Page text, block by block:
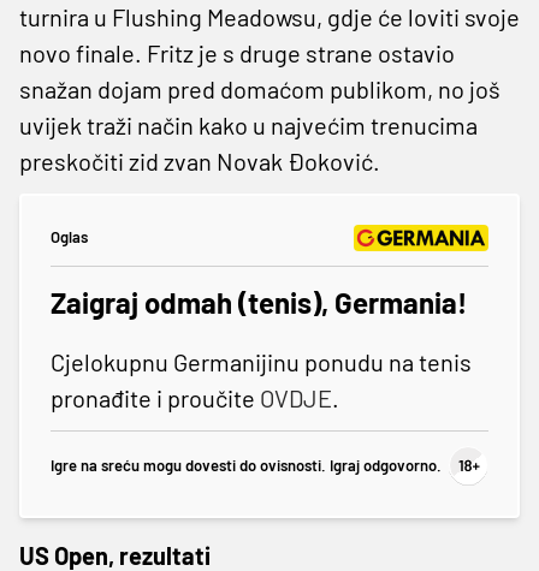
turnira u Flushing Meadowsu, gdje će loviti svoje
novo finale. Fritz je s druge strane ostavio
snažan dojam pred domaćom publikom, no još
uvijek traži način kako u najvećim trenucima
preskočiti zid zvan Novak Đoković.
Oglas
Zaigraj odmah (tenis), Germania!
Cjelokupnu Germanijinu ponudu na tenis
pronađite i proučite OVDJE.
Igre na sreću mogu dovesti do ovisnosti. Igraj odgovorno.
US Open, rezultati